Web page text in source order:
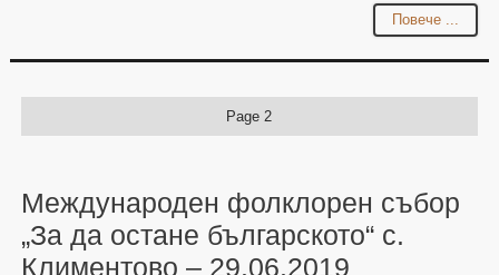
Повече ...
Page 2
Международен фолклорен събор
„За да остане българското“ с.
Климентово – 29.06.2019